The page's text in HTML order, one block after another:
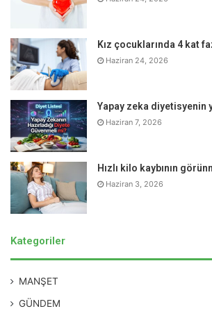
Daha büyük daha iyidir.
gözlüğü, göz bölgemizde ne kadar
kaplıyorsa o kadar iyi korur.
gelen UV ışınlarını kesen/
boyutlu gözlük almayı tercih edin.
Kız çocuklarında 4 kat
Haziran 24, 2026
Yapay zeka diyetisyenin
Haziran 7, 2026
Hızlı kilo kaybının
Haziran 3, 2026
Kategoriler
MANŞET
GÜNDEM